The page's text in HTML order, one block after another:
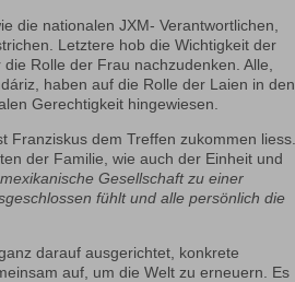
die nationalen JXM- Verantwortlichen,
Letztere hob die Wichtigkeit der
Rolle der Frau nachzudenken. Alle,
haben auf die Rolle der Laien in den
Gerechtigkeit hingewiesen.
Franziskus dem Treffen zukommen liess.
der Familie, wie auch der Einheit und
Gesellschaft zu einer
fühlt und alle persönlich die
darauf ausgerichtet, konkrete
auf, um die Welt zu erneuern. Es